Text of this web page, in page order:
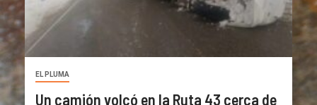
EL PLUMA
Un camión volcó en la Ruta 43 cerca de